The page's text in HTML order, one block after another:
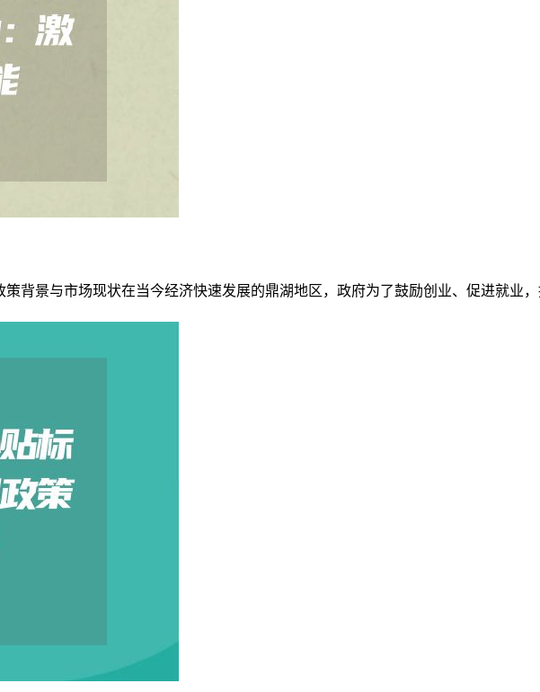
背景与市场现状在当今经济快速发展的鼎湖地区，政府为了鼓励创业、促进就业